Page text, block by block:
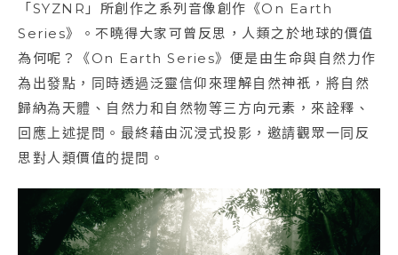
「SYZNR」所創作之系列音像創作《On Earth
Series》。不曉得大家可曾反思，人類之於地球的價值
為何呢？《On Earth Series》便是由生命與自然力作
為出發點，同時透過泛靈信仰來理解自然神祇，將自然
歸納為天體、自然力和自然物等三方向元素，來詮釋、
回應上述提問。最終藉由沉浸式投影，邀請觀眾一同反
思對人類價值的提問。​